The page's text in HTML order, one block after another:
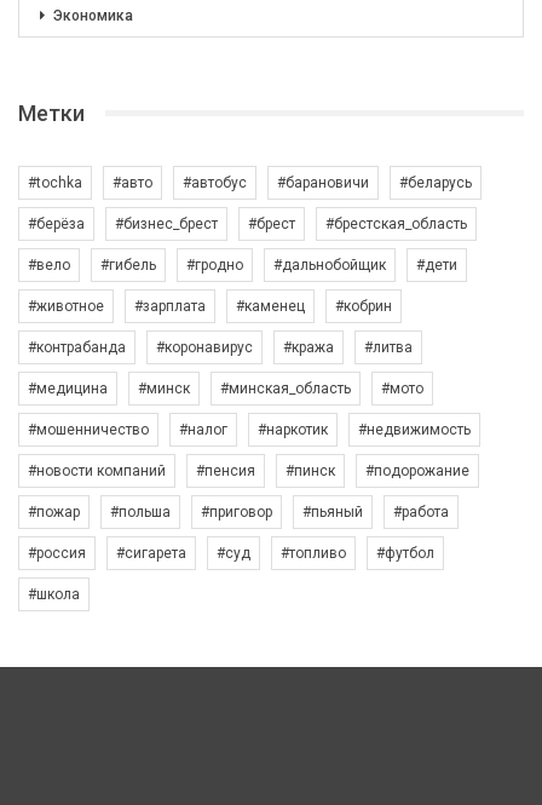
Экономика
Метки
#tochka #авто #автобус #барановичи #беларусь
#берёза #бизнес_брест #брест #брестская_область
#вело #гибель #гродно #дальнобойщик #дети
#животное #зарплата #каменец #кобрин
#контрабанда #коронавирус #кража #литва
#медицина #минск #минская_область #мото
#мошенничество #налог #наркотик #недвижимость
#новости компаний #пенсия #пинск #подорожание
#пожар #польша #приговор #пьяный #работа
#россия #сигарета #суд #топливо #футбол
#школа